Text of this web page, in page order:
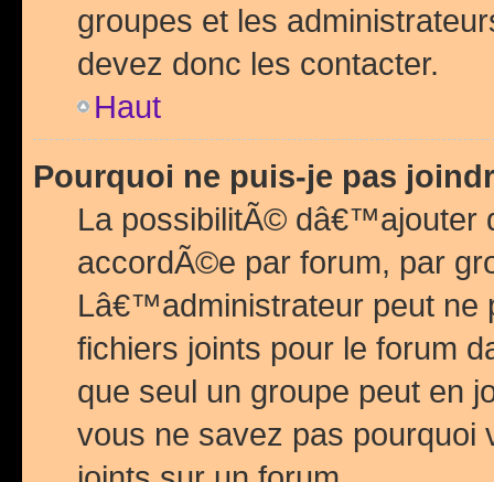
groupes et les
devez donc les contacter.
Haut
Pourquoi ne puis-je pas
La possibilitÃ© dâ€™ajouter
accordÃ©e par forum, par
Lâ€™administrateur peut
fichiers joints pour le forum
que seul un groupe peut en
vous ne savez pas pourquoi